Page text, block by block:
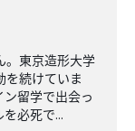
。東京造形大学
を続けていま
留学で出会っ
必死で...